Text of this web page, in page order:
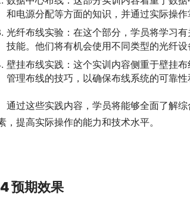
和电源分配等方面的知识，并通过实际操作
光纤布线实验：在这个部分，学员将学习
技能。他们将有机会使用不同类型的光纤设
壁挂布线实践：这个实训内容侧重于壁挂
管理布线的技巧，以确保布线系统的可靠性
通过这些实践内容，学员将能够全面了解
，提高实际操作的能力和技术水平。
预期效果